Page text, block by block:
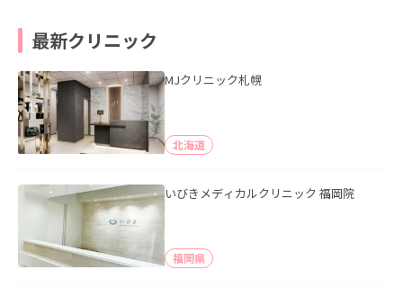
最新クリニック
MJクリニック札幌
北海道
いびきメディカルクリニック 福岡院
福岡県